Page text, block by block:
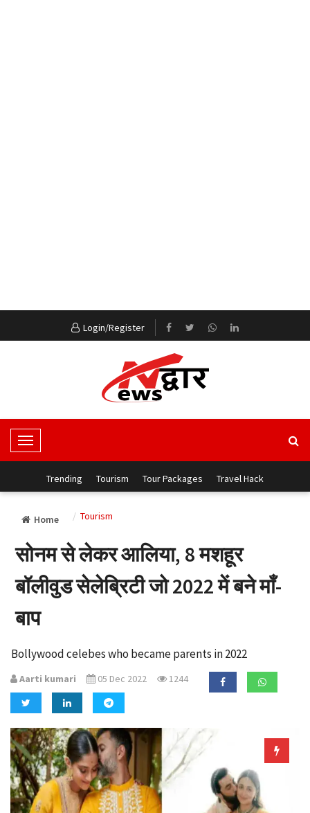
Login/Register
T
o
g
e
N
a
v
g
a
i
o
n
Trending Tourism Tour Packages Travel Hack
Home Tourism
सोनम से लेकर आलिया, 8 मशहूर
बॉलीवुड सेलेब्रिटी जो 2022 में बने माँ-
बाप
Bollywood celebes who became parents in 2022
Aarti kumari 05 Dec 2022 1244